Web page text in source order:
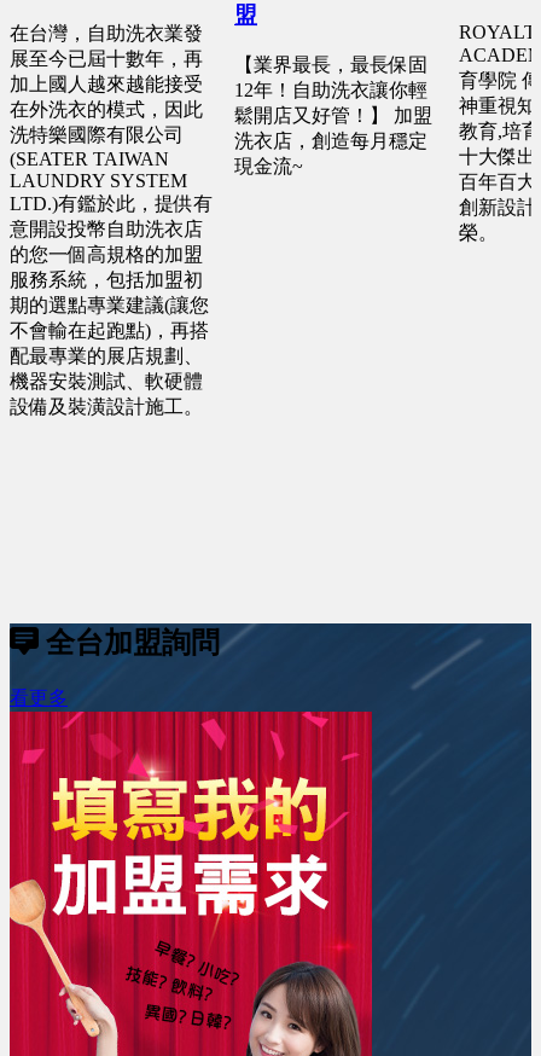
在台灣，自助洗衣業發
展至今已屆十數年，再
加上國人越來越能接受
在外洗衣的模式，因此
洗特樂國際有限公司
(SEATER TAIWAN
LAUNDRY SYSTEM
LTD.)有鑑於此，提供有
意開設投幣自助洗衣店
的您一個高規格的加盟
服務系統，包括加盟初
期的選點專業建議(讓您
不會輸在起跑點)，再搭
配最專業的展店規劃、
機器安裝測試、軟硬體
設備及裝潢設計施工。
盟
【業界最長，最長保固
12年！自助洗衣讓你輕
鬆開店又好管！】 加盟
洗衣店，創造每月穩定
現金流~
育學院
神重視知
教育,培
十大傑出
百年百大
創新設計
榮。
全台加盟詢問
看更多